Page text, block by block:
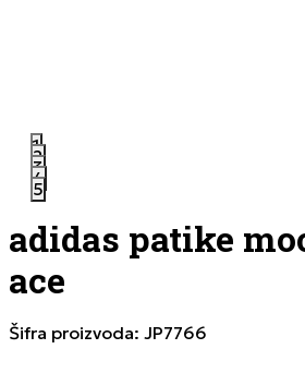
1
2
3
4
5
adidas patike
ace
Šifra proizvoda: JP7766